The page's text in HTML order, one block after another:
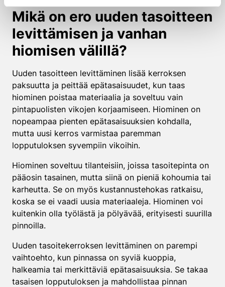
Mikä on ero uuden tasoitteen
levittämisen ja vanhan
hiomisen välillä?
Uuden tasoitteen levittäminen lisää kerroksen
paksuutta ja peittää epätasaisuudet, kun taas
hiominen poistaa materiaalia ja soveltuu vain
pintapuolisten vikojen korjaamiseen. Hiominen on
nopeampaa pienten epätasaisuuksien kohdalla,
mutta uusi kerros varmistaa paremman
lopputuloksen syvempiin vikoihin.
Hiominen soveltuu tilanteisiin, joissa tasoitepinta on
pääosin tasainen, mutta siinä on pieniä kohoumia tai
karheutta. Se on myös kustannustehokas ratkaisu,
koska se ei vaadi uusia materiaaleja. Hiominen voi
kuitenkin olla työlästä ja pölyävää, erityisesti suurilla
pinnoilla.
Uuden tasoitekerroksen levittäminen on parempi
vaihtoehto, kun pinnassa on syviä kuoppia,
halkeamia tai merkittäviä epätasaisuuksia. Se takaa
tasaisen lopputuloksen ja mahdollistaa pinnan